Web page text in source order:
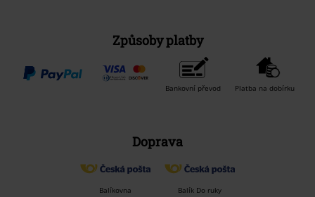
Způsoby platby
Bankovní převod Platba na dobírku
Doprava
Balíkovna Balík Do ruky